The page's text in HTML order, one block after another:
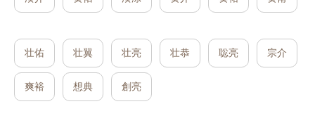
壮佑 壮翼 壮亮 壮恭 聡亮 宗介
爽裕 想典 創亮